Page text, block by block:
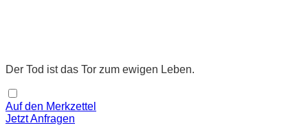
Der Tod ist das Tor zum ewigen Leben.
Auf den Merkzettel
Jetzt Anfragen